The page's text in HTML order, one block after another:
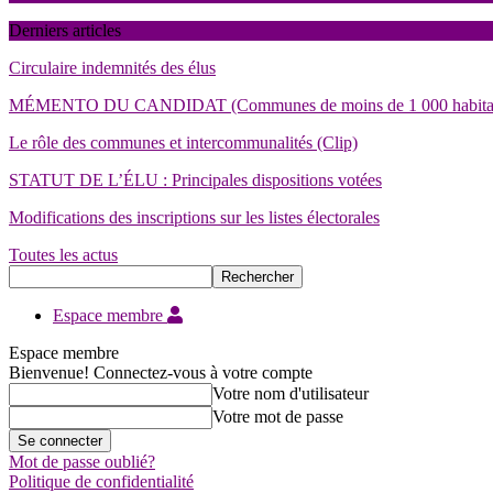
Derniers articles
Circulaire indemnités des élus
MÉMENTO DU CANDIDAT (Communes de moins de 1 000
Le rôle des communes et intercommunalités (Clip)
STATUT DE L’ÉLU : Principales dispositions votées
Modifications des inscriptions sur les listes électorales
Toutes les actus
Espace membre
Espace membre
Bienvenue! Connectez-vous à votre compte
Votre nom d'utilisateur
Votre mot de passe
Mot de passe oublié?
Politique de confidentialité